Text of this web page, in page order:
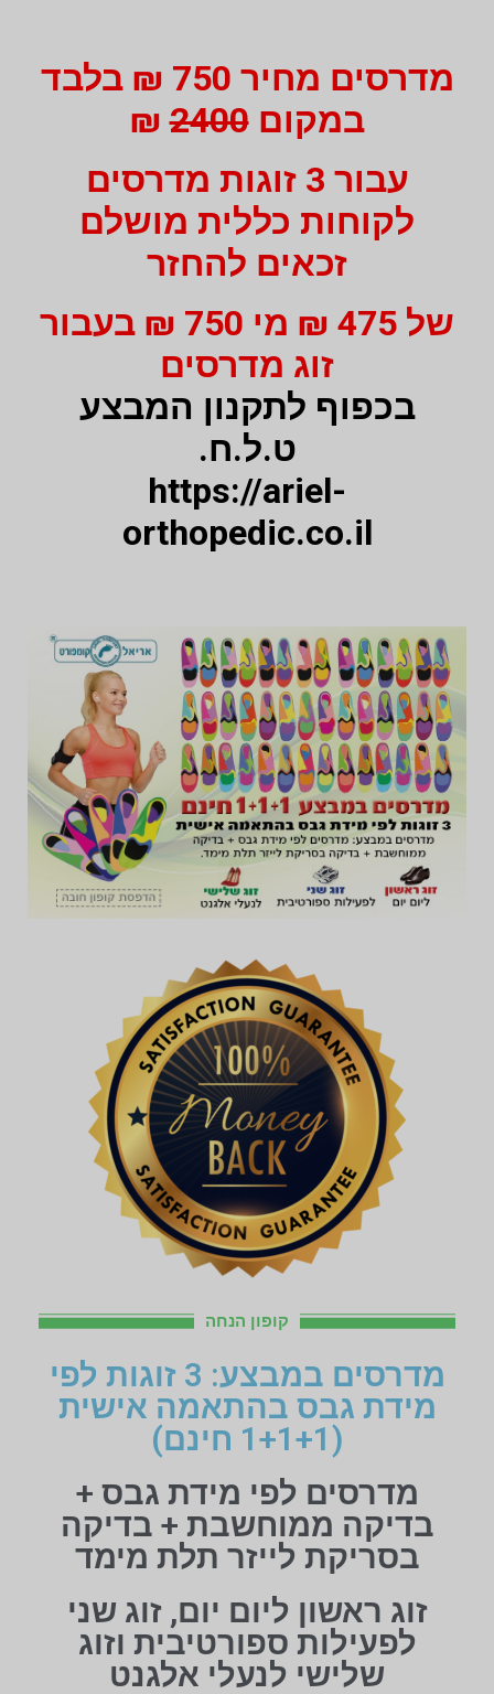
מדרסים מחיר 750 ₪ בלבד
במקום2400
₪
עבור 3 זוגות מדרסים
לקוחות כללית מושלם
זכאים להחזר
של 475 ₪ מי 750 ₪ בעבור
זוג מדרסים
בכפוף לתקנון המבצע
ט.ל.ח.
https://ariel-
orthopedic.co.il
קופון הנחה
מדרסים במבצע: 3 זוגות לפי
מידת גבס בהתאמה אישית
(1+1+1 חינם)
מדרסים לפי מידת גבס +
בדיקה ממוחשבת + בדיקה
בסריקת לייזר תלת מימד
זוג ראשון ליום יום, זוג שני
לפעילות ספורטיבית וזוג
שלישי לנעלי אלגנט